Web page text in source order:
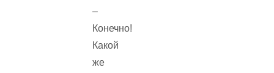
–
Конечно!
Какой
же